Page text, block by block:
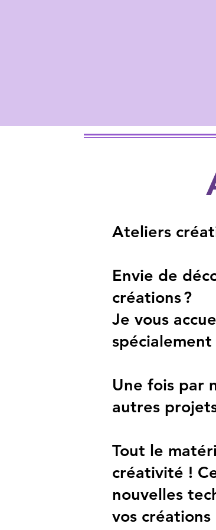
Ateliers
Envie de
créations ?
Je vous
Une fois par
autres
Tout le
créativité !
nouvelles
vos créations